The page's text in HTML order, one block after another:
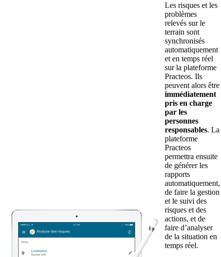
Les risques et les
problèmes
relevés sur le
terrain sont
synchronisés
automatiquement
et en temps réel
sur la plateforme
Practeos. Ils
peuvent alors être
immédiatement
pris en charge
par les
personnes
responsables. La
plateforme
Practeos
permettra ensuite
de générer les
rapports
automatiquement,
de faire la gestion
et le suivi des
risques et des
actions, et de
faire d’analyser
de la situation en
temps réel.